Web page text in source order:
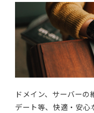
ドメイン、サーバー
デート等、快適・安心